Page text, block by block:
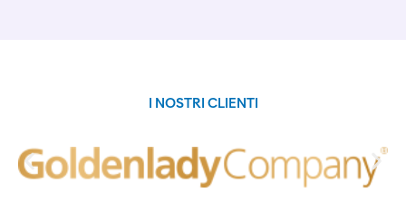
I NOSTRI CLIENTI